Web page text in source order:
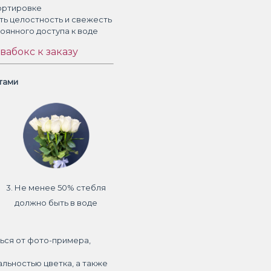
целостность и свежесть
доступа к воде
к заказу
3. Не менее 50% стебля
должно быть в воде
от фото-примера,
цветка, а также